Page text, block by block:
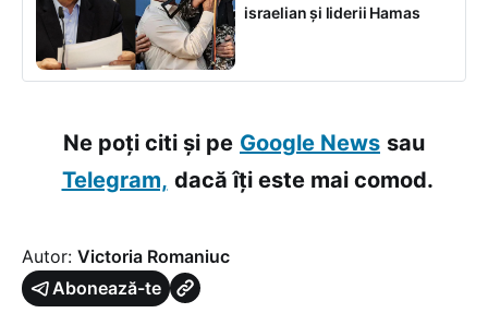
israelian și liderii Hamas
Ne poți citi și pe Google News sau
Telegram, dacă îți este mai comod.
Autor: Victoria Romaniuc
Abonează-te